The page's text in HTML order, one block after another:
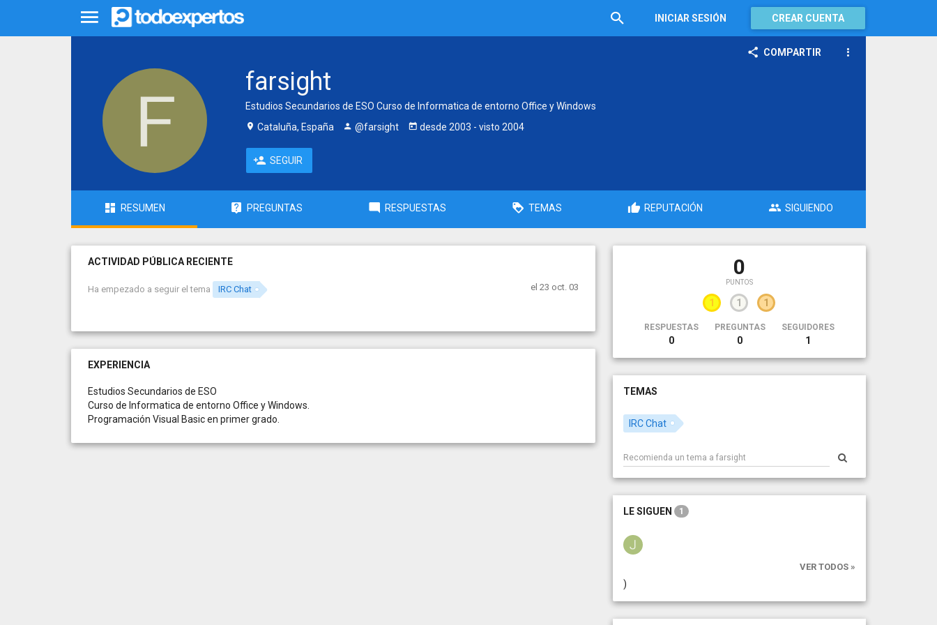
INICIAR SESIÓN CREAR CUENTA
COMPARTIR
farsight
Estudios Secundarios de ESO Curso de Informatica de entorno Office y Windows
Cataluña, España
@farsight desde 2003 - visto 2004
SEGUIR
RESUMEN PREGUNTAS RESPUESTAS TEMAS REPUTACIÓN SIGUIENDO
ACTIVIDAD PÚBLICA RECIENTE
Ha empezado a seguir el tema IRC Chat el 23 oct. 03
EXPERIENCIA
Estudios Secundarios de ESO
Curso de Informatica de entorno Office y Windows.
Programación Visual Basic en primer grado.
0
PUNTOS
1 1 1
RESPUESTAS
0
PREGUNTAS
0
SEGUIDORES
1
TEMAS
IRC Chat
LE SIGUEN 1
VER TODOS »
)